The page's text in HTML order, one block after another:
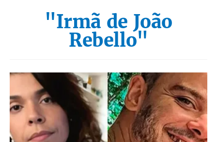
"Irmã de João
Rebello"